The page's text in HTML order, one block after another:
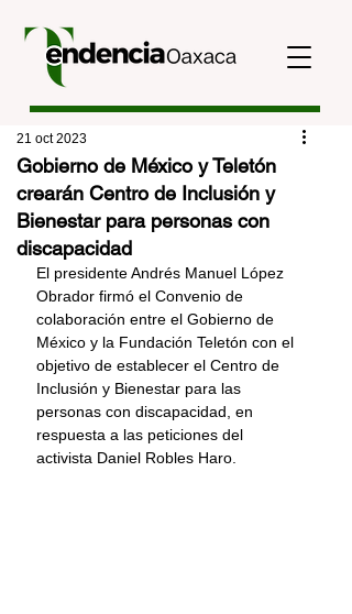
Gobierno de México y Teletón
crearán Centro de Inclusión y
Bienestar para personas con
discapacidad
21 oct 2023
El presidente Andrés Manuel López
Obrador firmó el Convenio de
colaboración entre el Gobierno de
México y la Fundación Teletón con el
objetivo de establecer el Centro de
Inclusión y Bienestar para las
personas con discapacidad, en
respuesta a las peticiones del
activista Daniel Robles Haro.